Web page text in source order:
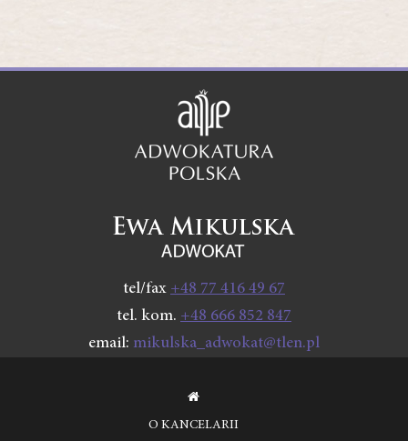
tel/fax +48 77 416 49 67
tel. kom. +48 666 852 847
email: mikulska_adwokat@tlen.pl
O KANCELARII